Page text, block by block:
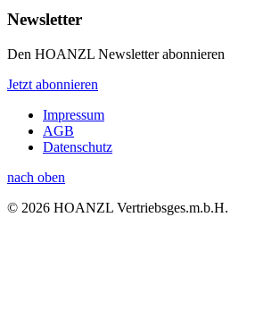
Newsletter
Den HOANZL Newsletter abonnieren
Jetzt abonnieren
Impressum
AGB
Datenschutz
nach oben
© 2026 HOANZL Vertriebsges.m.b.H.